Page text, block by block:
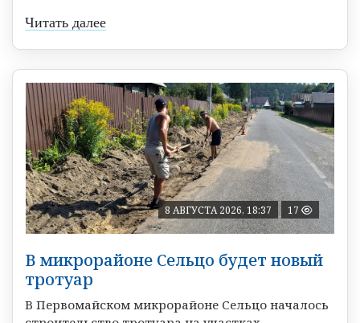
Читать далее
8 АВГУСТА 2026, 18:37 17
В микрорайоне Сельцо будет новый
тротуар
В Первомайском микрорайоне Сельцо началось